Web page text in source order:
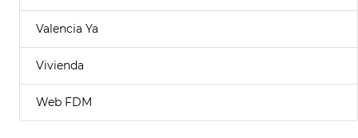
Valencia Ya
Vivienda
Web FDM